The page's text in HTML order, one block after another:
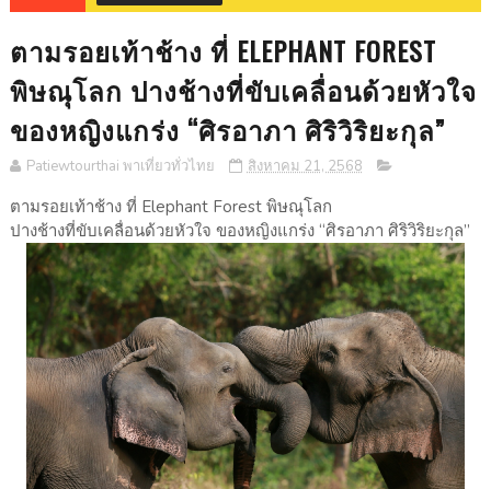
ตามรอยเท้าช้าง ที่ ELEPHANT FOREST
พิษณุโลก ปางช้างที่ขับเคลื่อนด้วยหัวใจ
ของหญิงแกร่ง “ศิรอาภา ศิริวิริยะกุล”
Patiewtourthai พาเที่ยวทั่วไทย สิงหาคม 21, 2568
ตามรอยเท้าช้าง ที่ Elephant Forest พิษณุโลก
ปางช้างที่ขับเคลื่อนด้วยหัวใจ ของหญิงแกร่ง “ศิรอาภา ศิริวิริยะกุล”